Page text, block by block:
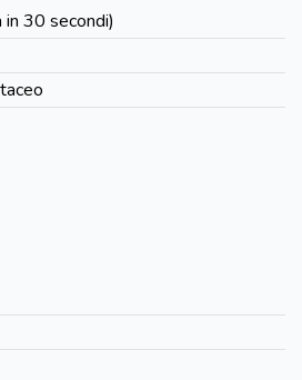
30 secondi)